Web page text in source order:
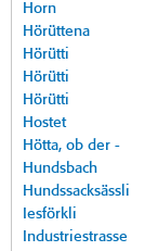
Horn
Hörüttena
Hörütti
Hörütti
Hörütti
Hostet
Hötta, ob der -
Hundsbach
Hundssacksässli
Iesförkli
Industriestrasse